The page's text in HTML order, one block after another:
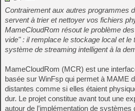
Contrairement aux autres programmes
servent à trier et nettoyer vos fichiers
MameCloudRom résout le problème
vide" : il remplace le stockage local et le
système de streaming intelligent à la
MameCloudRom (MCR) est une
basée sur WinFsp qui permet à MAME
distantes comme si elles étaient
dur. Le projet constitue avant tout une
autour de l’implémentation de